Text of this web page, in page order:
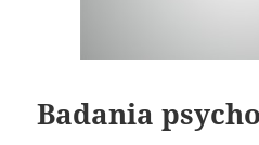
Badania